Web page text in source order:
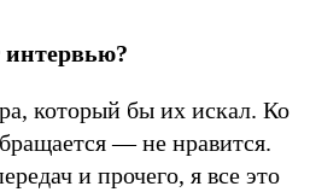
интервью?
который бы их искал. Ко
— не нравится.
и прочего, я все это